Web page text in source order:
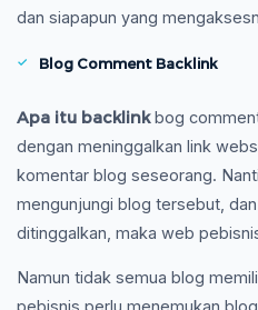
dan siapapun yang
Blog Comment Backlink
Apa itu backlinkbog
dengan meninggalkan link
komentar blog seseorang.
mengunjungi blog tersebut,
ditinggalkan, maka web
Namun tidak semua blog